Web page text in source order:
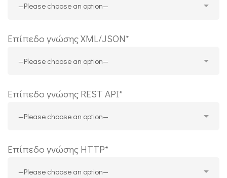
Επίπεδο γνώσης XML/JSON*
Επίπεδο γνώσης REST API*
Επίπεδο γνώσης HTTP*